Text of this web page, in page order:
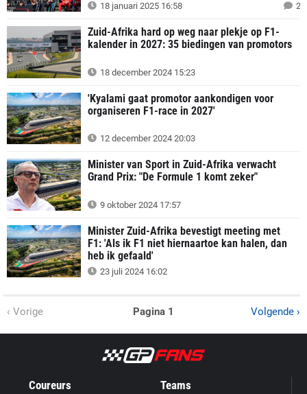
18 januari 2025 16:58 2
Zuid-Afrika hard op weg naar plekje op F1-
kalender in 2027: 35 biedingen van promotors
18 december 2024 15:23
'Kyalami gaat promotor aankondigen voor
organiseren F1-race in 2027'
12 december 2024 20:03
Minister van Sport in Zuid-Afrika verwacht
Grand Prix: "De Formule 1 komt zeker"
9 oktober 2024 17:57
Minister Zuid-Afrika bevestigt meeting met
F1: 'Als ik F1 niet hiernaartoe kan halen, dan
heb ik gefaald'
23 juli 2024 16:02
‹ Vorige Pagina 1 Volgende ›
Coureurs Teams